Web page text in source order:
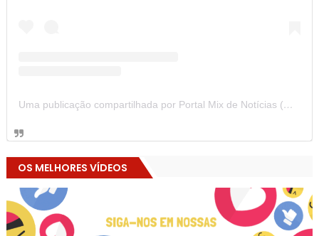
Uma publicação compartilhada por Portal Mix de Notícias (@portalmixdenoticias)
OS MELHORES VÍDEOS